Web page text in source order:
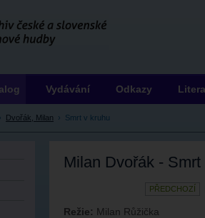
Milan Dvořák -
PŘEDCHOZÍ
Režie: Milan Růžička
Dvořák, Milan › Smrt v kruhu
Vydávání Odkazy